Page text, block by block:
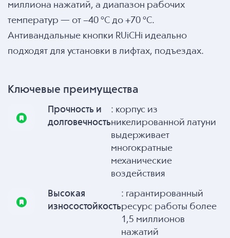
миллиона нажатий, а диапазон рабочих
температур — от −40 °C до +70 °C.
Антивандальные кнопки RUiCHi идеально
подходят для установки в лифтах, подъездах.
Ключевые преимущества
Прочность и
долговечность
: корпус из
никелированной латуни
выдерживает
многократные
механические
воздействия
Высокая
износостойкость
: гарантированный
ресурс работы более
1,5 миллионов
нажатий